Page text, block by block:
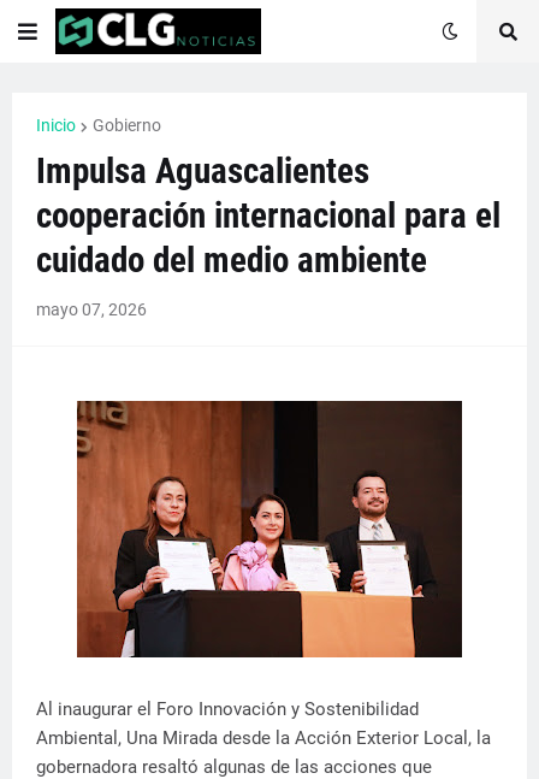
Inicio Gobierno
Impulsa Aguascalientes
cooperación internacional para el
cuidado del medio ambiente
mayo 07, 2026
Al inaugurar el Foro Innovación y Sostenibilidad
Ambiental, Una Mirada desde la Acción Exterior Local, la
gobernadora resaltó algunas de las acciones que